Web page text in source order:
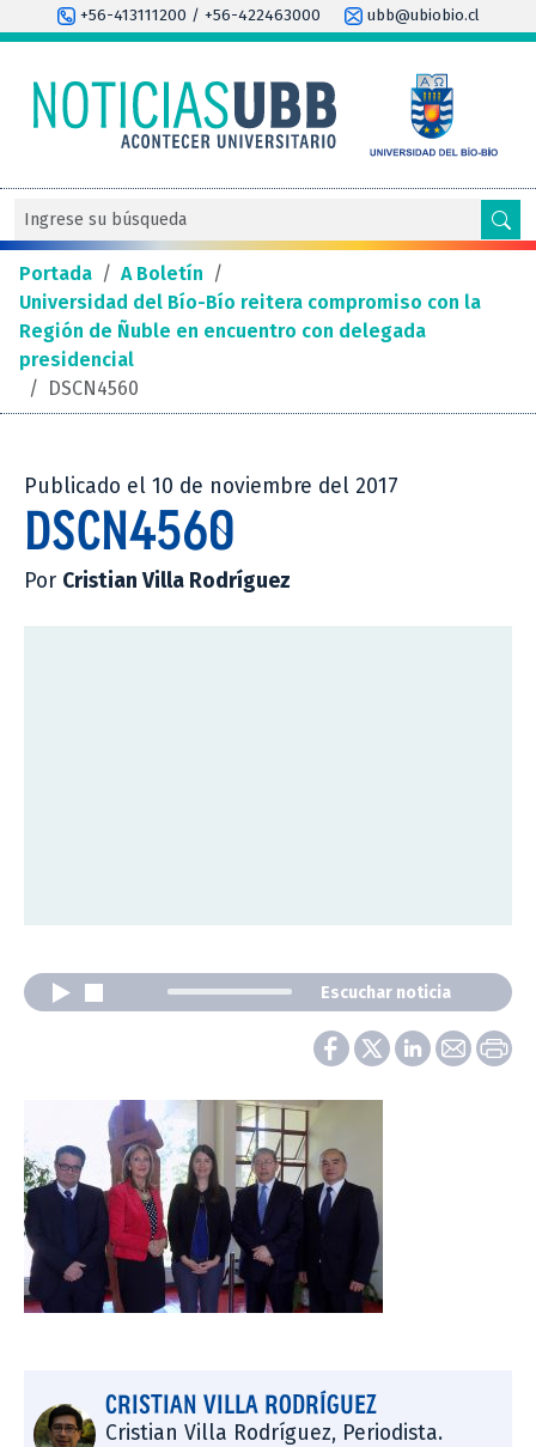
+56-413111200 / +56-422463000 ubb@ubiobio.cl
Portada / A Boletín /
Universidad del Bío-Bío reitera compromiso con la
Región de Ñuble en encuentro con delegada
presidencial
/ DSCN4560
Publicado el 10 de noviembre del 2017
DSCN4560
Por Cristian Villa Rodríguez
Escuchar noticia
CRISTIAN VILLA RODRÍGUEZ
Cristian Villa Rodríguez, Periodista.